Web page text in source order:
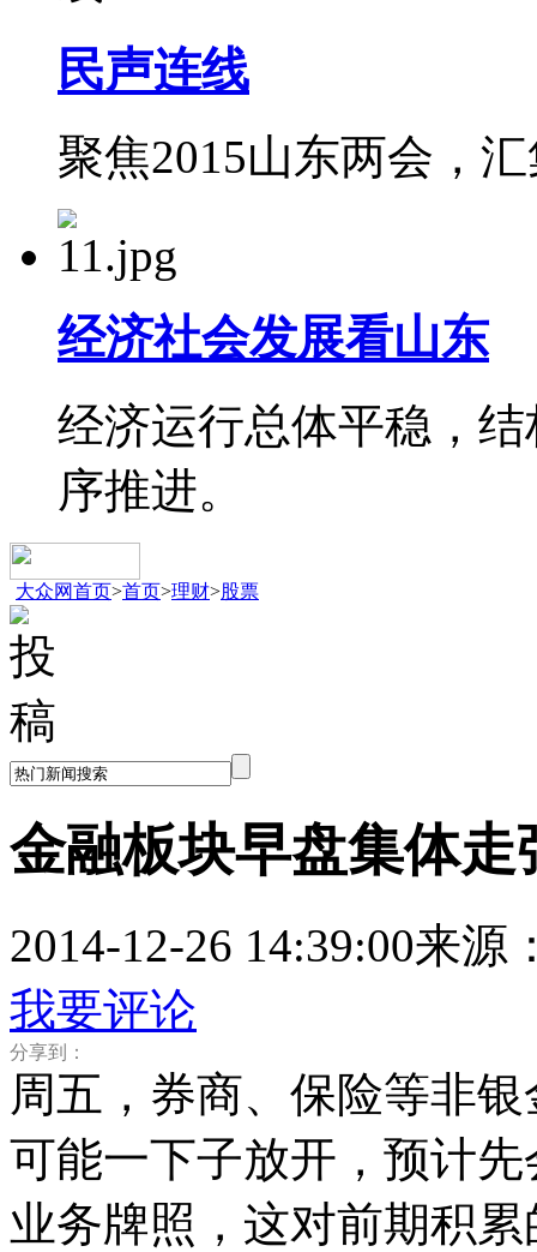
民声连线
聚焦2015山东两会，
经济社会发展看山东
经济运行总体平稳，
序推进。
大众网首页>首页>理财>股票
金融板块早盘集体走
2014-12-26 14:39:00来源
我要评论
分享到：
周五，券商、保险等非
可能一下子放开，预计
业务牌照，这对前期积